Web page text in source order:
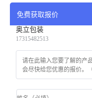
免费获取报价
奥立包装
17315482513